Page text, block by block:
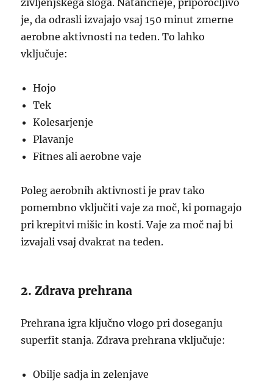
življenjskega sloga. Natančneje, priporočljivo
je, da odrasli izvajajo vsaj 150 minut zmerne
aerobne aktivnosti na teden. To lahko
vključuje:
Hojo
Tek
Kolesarjenje
Plavanje
Fitnes ali aerobne vaje
Poleg aerobnih aktivnosti je prav tako
pomembno vključiti vaje za moč, ki pomagajo
pri krepitvi mišic in kosti. Vaje za moč naj bi
izvajali vsaj dvakrat na teden.
2. Zdrava prehrana
Prehrana igra ključno vlogo pri doseganju
superfit stanja. Zdrava prehrana vključuje:
Obilje sadja in zelenjave